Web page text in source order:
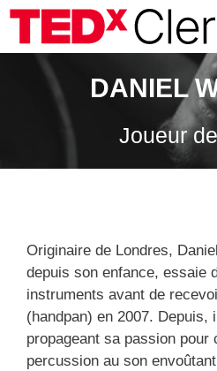
Aller
contenu
DANIEL
Joueur
Originaire de Londres,
depuis son enfance, essaie
instruments avant de
(handpan) en 2007. Depuis,
propageant sa passion pour
percussion au son